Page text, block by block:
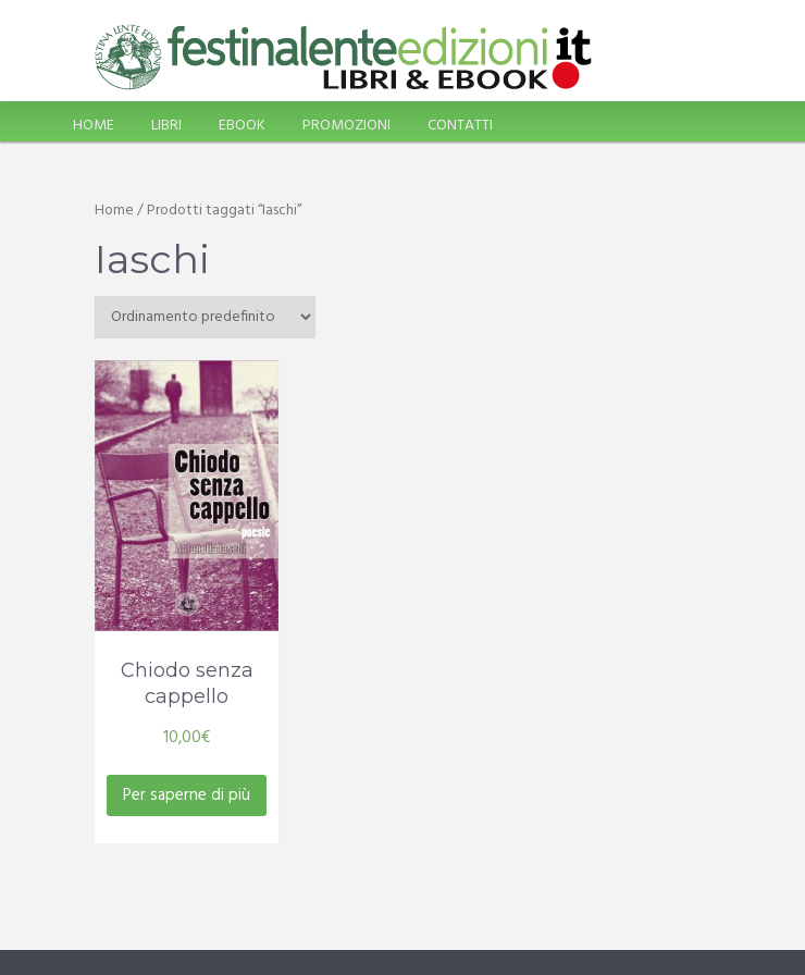
HOME LIBRI EBOOK PROMOZIONI CONTATTI
Home/ Prodotti taggati “Iaschi”
Iaschi
Chiodo senza
cappello
10,00€
Per saperne di più